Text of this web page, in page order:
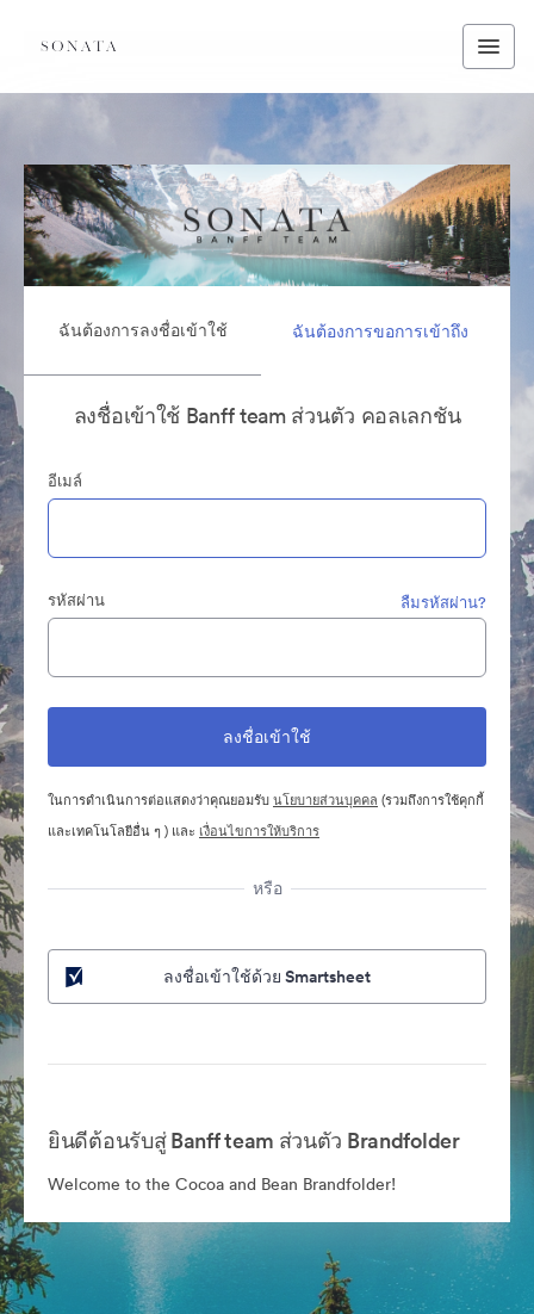
ฉันต้องการลงชื่อเข้าใช้ ฉันต้องการขอการเข้าถึง
ลงชื่อเข้าใช้ Banff team ส่วนตัว คอลเลกชัน
อีเมล์
รหัสผ่าน ลืมรหัสผ่าน?
ในการดำเนินการต่อแสดงว่าคุณยอมรับนโยบายส่วนบุคคล (รวมถึงการใช้คุกกี้
และเทคโนโลยีอื่น ๆ ) และ เงื่อนไขการให้บริการ
หรือ
ลงชื่อเข้าใช้ด้วย Smartsheet
ยินดีต้อนรับสู่ Banff team ส่วนตัว Brandfolder
Welcome to the Cocoa and Bean Brandfolder!